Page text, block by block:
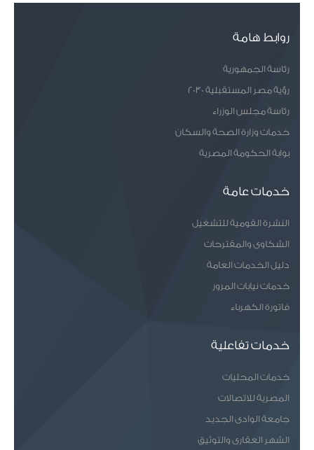
روابط هامة
رئاسة الجمهورية
رؤية مصر المستقبلية 2030
رئاسة مجلس الوزراء
خدمات وزارة الصحة والسكان
بوابة الحكومة المصرية
خدمات عامة
النشرة القومية للتشغيل
الشكاوى والمقترحات
دليل الخدمات العامة
خدمات نيابات المرور
فاتورة الكهرباء
خدمات تفاعلية
خدمات المحليات
المصرية للاتصالات
جامعة الوادى الجديد
الشهر العقارى والتوثيق